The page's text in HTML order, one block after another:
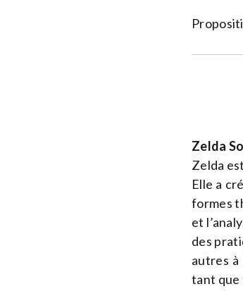
Zelda
Zelda
Elle a
formes
et
des
autres
tant que